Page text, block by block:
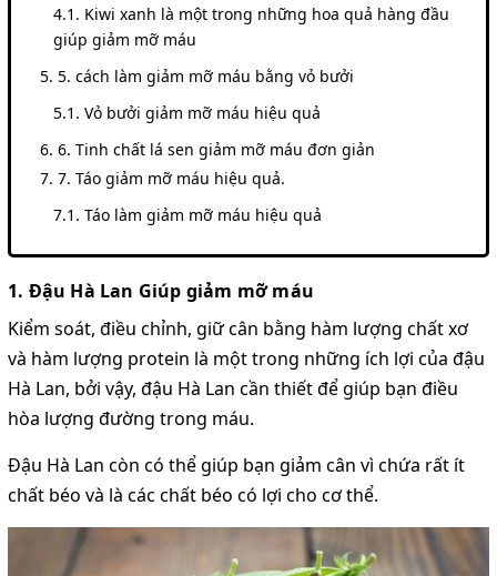
Kiwi xanh là một trong những hoa quả hàng đầu
giúp giảm mỡ máu
5. cách làm giảm mỡ máu bằng vỏ bưởi
Vỏ bưởi giảm mỡ máu hiệu quả
6. Tinh chất lá sen giảm mỡ máu đơn giản
7. Táo giảm mỡ máu hiệu quả.
Táo làm giảm mỡ máu hiệu quả
1. Đậu Hà Lan Giúp giảm mỡ máu
Kiểm soát, điều chỉnh, giữ cân bằng hàm lượng chất xơ
và hàm lượng protein là một trong những ích lợi của đậu
Hà Lan, bởi vậy, đậu Hà Lan cần thiết để giúp bạn điều
hòa lượng đường trong máu.
Đậu Hà Lan còn có thể giúp bạn giảm cân vì chứa rất ít
chất béo và là các chất béo có lợi cho cơ thể.